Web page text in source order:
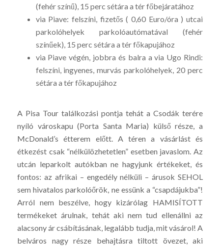
(fehér színű), 15 perc sétára a tér főbejáratához
via Piave: felszíni, fizetős ( 0,60 Euro/óra ) utcai
parkolóhelyek parkolóautómatával (fehér
színűek), 15 perc sétára a tér főkapujához
via Piave végén, jobbra és balra a via Ugo Rindi:
felszíni, ingyenes, murvás parkolóhelyek, 20 perc
sétára a tér főkapujához
A Pisa Tour találkozási pontja tehát a Csodák terére
nyíló városkapu (Porta Santa Maria) külső része, a
McDonald’s étterem előtt. A téren a vásárlást és
étkezést csak “nélkülözhetetlen” esetben javaslom. Az
utcán leparkolt autókban ne hagyjunk értékeket, és
fontos: az afrikai – engedély nélküli – árusok SEHOL
sem hivatalos parkolóőrök, ne essünk a “csapdájukba”!
Arról nem beszélve, hogy kizárólag HAMISÍTOTT
termékeket árulnak, tehát aki nem tud ellenállni az
alacsony ár csábításának, legalább tudja, mit vásárol! A
belváros nagy része behajtásra tiltott övezet, aki